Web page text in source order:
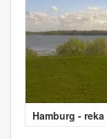
Hamburg - reka